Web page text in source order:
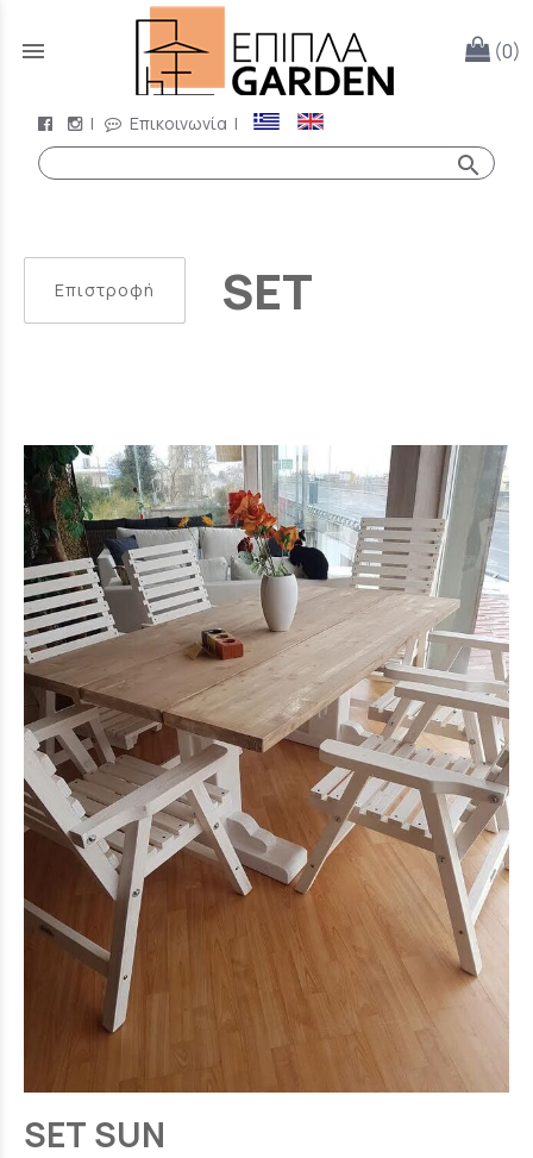
menu (0)
| Επικοινωνία |
search
SET
Επιστροφή
SΕΤ SUN